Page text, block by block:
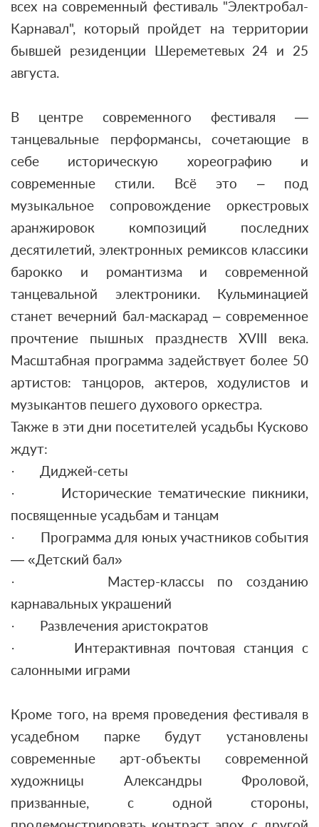
всех на современный фестиваль "Электробал-
Карнавал", который пройдет на территории
бывшей резиденции Шереметевых 24 и 25
августа.
В центре современного фестиваля —
танцевальные перформансы, сочетающие в
себе историческую хореографию и
современные стили. Всё это – под
музыкальное сопровождение оркестровых
аранжировок композиций последних
десятилетий, электронных ремиксов классики
барокко и романтизма и современной
танцевальной электроники. Кульминацией
станет вечерний бал-маскарад – современное
прочтение пышных празднеств XVIII века.
Масштабная программа задействует более 50
артистов: танцоров, актеров, ходулистов и
музыкантов пешего духового оркестра.
Также в эти дни посетителей усадьбы Кусково
ждут:
· Диджей-сеты
· Исторические тематические пикники,
посвященные усадьбам и танцам
· Программа для юных участников события
— «Детский бал»
· Мастер-классы по созданию
карнавальных украшений
· Развлечения аристократов
· Интерактивная почтовая станция с
салонными играми
Кроме того, на время проведения фестиваля в
усадебном парке будут установлены
современные арт-объекты современной
художницы Александры Фроловой,
призванные, с одной стороны,